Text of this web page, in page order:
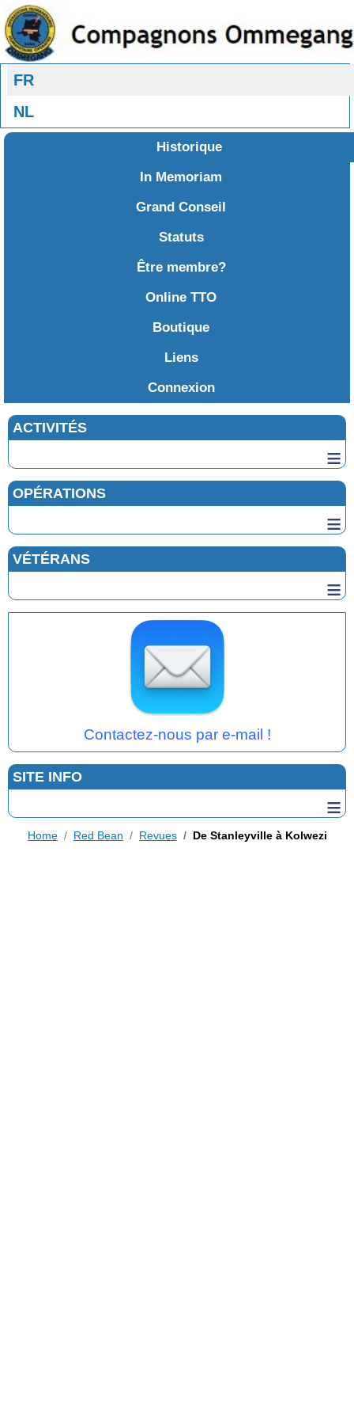
Sélectionnez votre langue
FR
NL
Historique
In Memoriam
Grand Conseil
Statuts
Être membre?
Online TTO
Boutique
Liens
Connexion
ACTIVITÉS
≡
OPÉRATIONS
≡
VÉTÉRANS
≡
Contactez-nous par e-mail !
SITE INFO
≡
Home Red Bean Revues De Stanleyville à Kolwezi